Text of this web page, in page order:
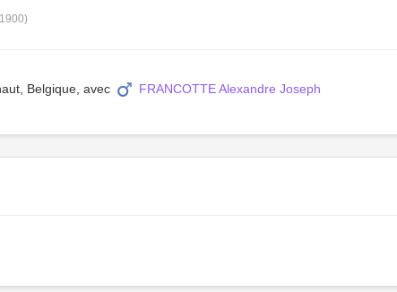
Belgique, avec FRANCOTTE Alexandre Joseph